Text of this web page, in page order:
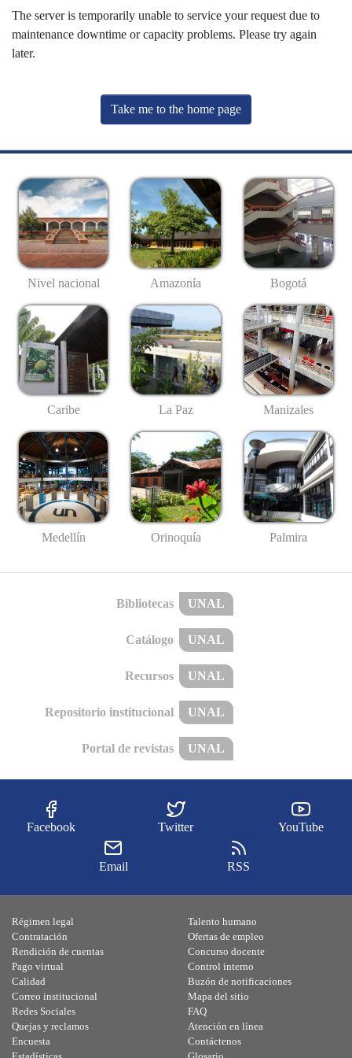
The server is temporarily unable to service your request due to
maintenance downtime or capacity problems. Please try again
later.
Take me to the home page
Nivel nacional Amazonía Bogotá
Caribe La Paz Manizales
Medellín Orinoquía Palmira
Bibliotecas UNAL
Catálogo UNAL
Recursos UNAL
Repositorio institucional UNAL
Portal de revistas UNAL
Facebook Twitter YouTube
Email RSS
Régimen legal
Contratación
Rendición de cuentas
Pago virtual
Calidad
Talento humano
Ofertas de empleo
Concurso docente
Control interno
Buzón de notificaciones
Correo institucional
Redes Sociales
Quejas y reclamos
Encuesta
Mapa del sitio
FAQ
Atención en línea
Contáctenos